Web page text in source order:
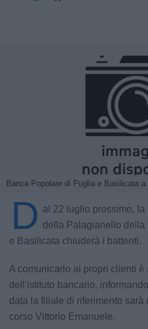
Banca Popolare di Puglia e Basilicata a
D al 22 luglio prossimo,
della Palagianello
e Basilicata chiuderà i battenti.
A comunicarlo ai propri clienti
dell'istituto bancario,
data la filiale di riferimento
corso Vittorio Emanuele.